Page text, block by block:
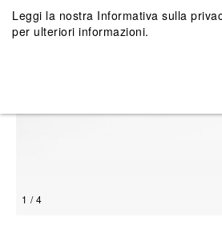
1 / 4
Leggi la nostra Informativa sulla
per ulteriori informazioni.